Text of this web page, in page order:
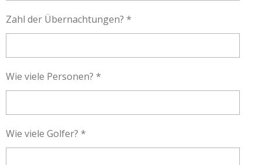
Zahl der Übernachtungen? *
Wie viele Personen? *
Wie viele Golfer? *